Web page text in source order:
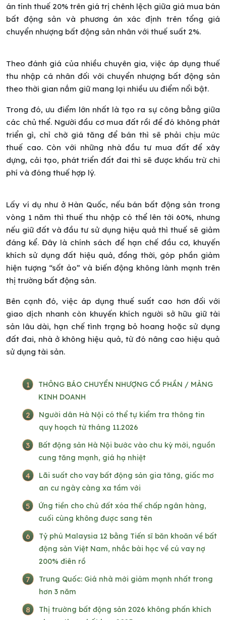
án tính thuế 20% trên giá trị chênh lệch giữa giá mua bán
bất động sản và phương án xác định trên tổng giá
chuyển nhượng bất động sản nhân với thuế suất 2%.
Theo đánh giá của nhiều chuyên gia, việc áp dụng thuế
thu nhập cá nhân đối với chuyển nhượng bất động sản
theo thời gian nắm giữ mang lại nhiều ưu điểm nổi bật.
Trong đó, ưu điểm lớn nhất là tạo ra sự công bằng giữa
các chủ thể. Người đầu cơ mua đất rồi để đó không phát
triển gì, chỉ chờ giá tăng để bán thì sẽ phải chịu mức
thuế cao. Còn với những nhà đầu tư mua đất để xây
dựng, cải tạo, phát triển đất đai thì sẽ được khấu trừ chi
phí và đóng thuế hợp lý.
Lấy ví dụ như ở Hàn Quốc, nếu bán bất động sản trong
vòng 1 năm thì thuế thu nhập có thể lên tới 60%, nhưng
nếu giữ đất và đầu tư sử dụng hiệu quả thì thuế sẽ giảm
đáng kể. Đây là chính sách để hạn chế đầu cơ, khuyến
khích sử dụng đất hiệu quả, đồng thời, góp phần giảm
hiện tượng “sốt ảo” và biến động không lành mạnh trên
thị trường bất động sản.
Bên cạnh đó, việc áp dụng thuế suất cao hơn đối với
giao dịch nhanh còn khuyến khích người sở hữu giữ tài
sản lâu dài, hạn chế tình trạng bỏ hoang hoặc sử dụng
đất đai, nhà ở không hiệu quả, từ đó nâng cao hiệu quả
sử dụng tài sản.
1
THÔNG BÁO CHUYỂN NHƯỢNG CỔ PHẦN / MẢNG
KINH DOANH
2
Người dân Hà Nội có thể tự kiểm tra thông tin
quy hoạch từ tháng 11.2026
3
Bất động sản Hà Nội bước vào chu kỳ mới, nguồn
cung tăng mạnh, giá hạ nhiệt
4
Lãi suất cho vay bất động sản gia tăng, giấc mơ
an cư ngày càng xa tầm với
5
Ứng tiền cho chủ đất xóa thế chấp ngân hàng,
cuối cùng không được sang tên
6
Tỷ phú Malaysia 12 bằng Tiến sĩ băn khoăn về bất
động sản Việt Nam, nhắc bài học về cú vay nợ
200% điên rồ
7
Trung Quốc: Giá nhà mới giảm mạnh nhất trong
hơn 3 năm
8
Thị trường bất động sản 2026 không phấn khích